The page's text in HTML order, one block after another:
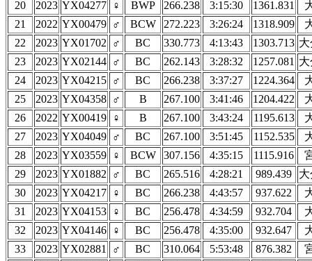
20
2023 YX04277 ♀ BWP 266.238 3:15:30 1361.831
21
2022 YX00479 ♂ BCW 272.223 3:26:24 1318.909
22
2023 YX01702 ♂ BC 330.773 4:13:43 1303.713
23
2023 YX02144 ♂ BC 262.143 3:28:32 1257.081
24
2023 YX04215 ♂ BC 266.238 3:37:27 1224.364
25
2023 YX04358 ♂ B 267.100 3:41:46 1204.422
26
2022 YX00419 ♀ B 267.100 3:43:24 1195.613
27
2023 YX04049 ♂ BC 267.100 3:51:45 1152.535
28
2023 YX03559 ♀ BCW 307.156 4:35:15 1115.916
29
2023 YX01882 ♂ BC 265.516 4:28:21 989.439
30
2023 YX04217 ♀ BC 266.238 4:43:57 937.622
31
2023 YX04153 ♀ BC 256.478 4:34:59 932.704
32
2023 YX04146 ♀ BC 256.478 4:35:00 932.647
33
2023 YX02881 ♂ BC 310.064 5:53:48 876.382